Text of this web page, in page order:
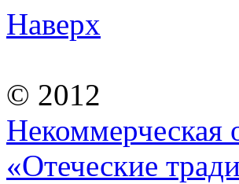
Наверх
© 2012
Некоммерческая
«Отеческие